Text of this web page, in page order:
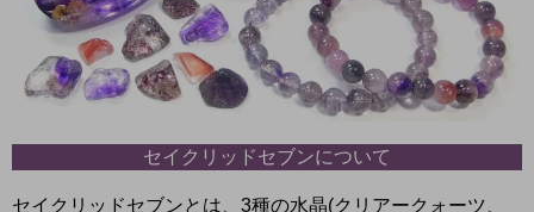
セイクリッドセブンについて
セイクリッドセブンとは、3種の水晶(クリアークォーツ、